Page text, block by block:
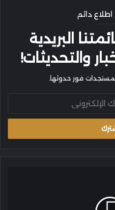
دائم
البريدية
والتحديثات!
فور حدوثها.